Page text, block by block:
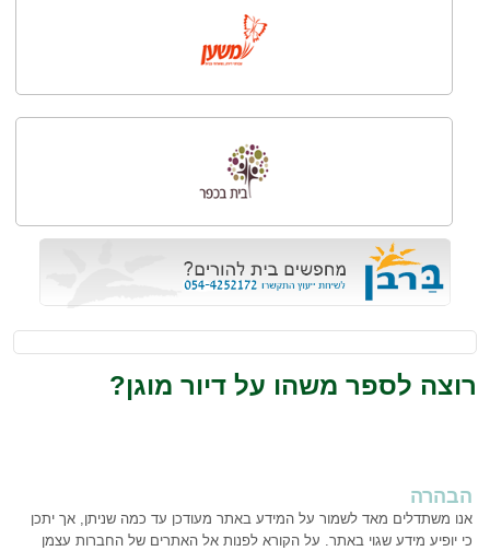
רוצה לספר משהו על דיור מוגן?
הבהרה
אנו משתדלים מאד לשמור על המידע באתר מעודכן עד כמה שניתן, אך יתכן
כי יופיע מידע שגוי באתר. על הקורא לפנות אל האתרים של החברות עצמן